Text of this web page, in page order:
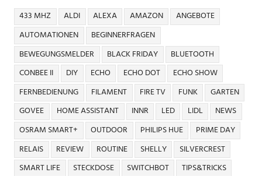
433 MHZ ALDI ALEXA AMAZON
ANGEBOTE
AUTOMATIONEN
BEGINNERFRAGEN
BEWEGUNGSMELDER
BLACK FRIDAY
BLUETOOTH
CONBEE II
DIY ECHO ECHO DOT
ECHO SHOW
FERNBEDIENUNG
FILAMENT FIRE TV FUNK
GARTEN
GOVEE
HOME ASSISTANT INNR LED LIDL
NEWS
OSRAM SMART+
OUTDOOR PHILIPS HUE
PRIME DAY
RELAIS
REVIEW ROUTINE SHELLY
SILVERCREST
SMART LIFE
STECKDOSE SWITCHBOT
TIPS&TRICKS